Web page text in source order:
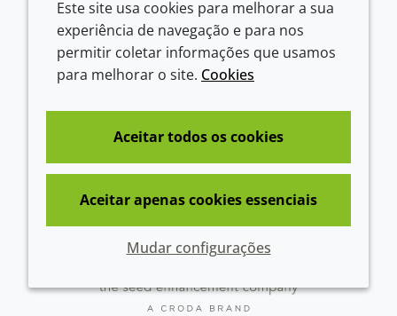
Sobre nós
Contato
Termos e condições
Política de privacidade
Política de Cookies
Conditions of sale
Este site usa cookies para melhorar a sua
experiência de navegação e para nos
permitir coletar informações que usamos
para melhorar o site. Cookies
Aceitar todos os cookies
Aceitar apenas cookies essenciais
Mudar configurações